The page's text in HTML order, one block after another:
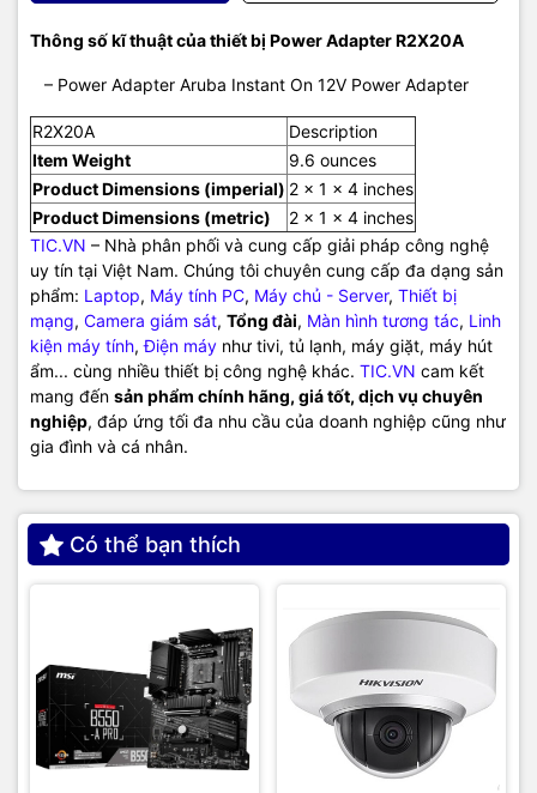
Thông số kĩ thuật của thiết bị Power Adapter R2X20A
– Power Adapter Aruba Instant On 12V Power Adapter
R2X20A
Description
Item Weight
9.6 ounces
Product Dimensions (imperial) 2 x 1 x 4 inches
Product Dimensions (metric)
‎2 x 1 x 4 inches
TIC.VN – Nhà phân phối và cung cấp giải pháp công nghệ
uy tín tại Việt Nam. Chúng tôi chuyên cung cấp đa dạng sản
phẩm: Laptop, Máy tính PC, Máy chủ - Server, Thiết bị
mạng, Camera giám sát, Tổng đài, Màn hình tương tác, Linh
kiện máy tính,Điện máy như tivi, tủ lạnh, máy giặt, máy hút
ẩm... cùng nhiều thiết bị công nghệ khác. TIC.VN cam kết
mang đến sản phẩm chính hãng, giá tốt, dịch vụ chuyên
nghiệp, đáp ứng tối đa nhu cầu của doanh nghiệp cũng như
gia đình và cá nhân.
Có thể bạn thích